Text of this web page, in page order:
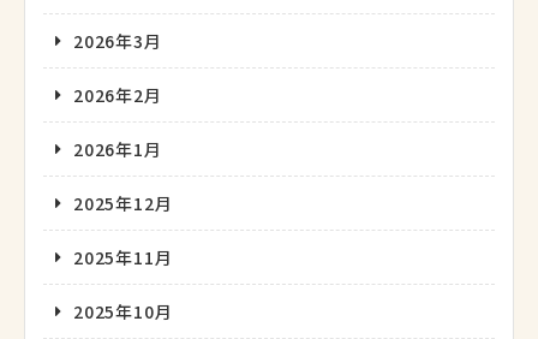
2026年3月
2026年2月
2026年1月
2025年12月
2025年11月
2025年10月